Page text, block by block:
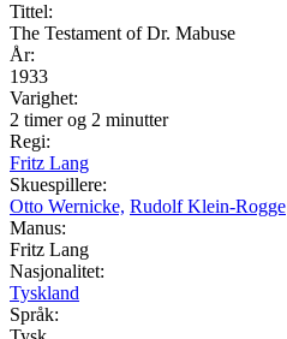
Tittel:
The Testament of Dr. Mabuse
År:
1933
Varighet:
2 timer og 2 minutter
Regi:
Fritz Lang
Skuespillere:
Otto Wernicke, Rudolf Klein-Rogge
Manus:
Fritz Lang
Nasjonalitet:
Tyskland
Språk: